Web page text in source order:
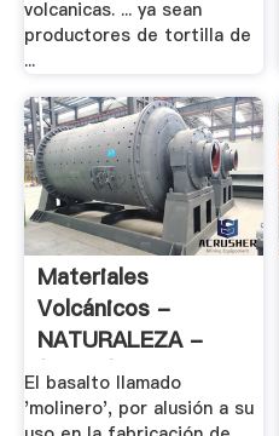
volcanicas. ... ya sean
productores de tortilla de
...
Materiales
Volcánicos -
NATURALEZA -
(GEVIC) .
El basalto llamado
'molinero', por alusión a su